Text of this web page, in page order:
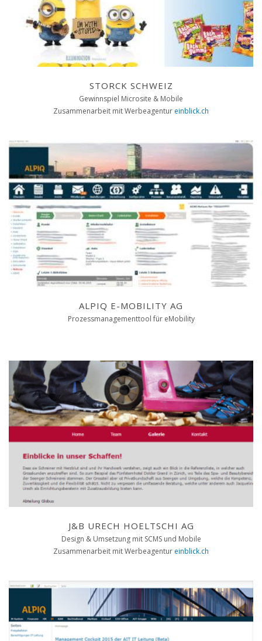
STORCK SCHWEIZ
Gewinnspiel Microsite & Mobile
Zusammenarbeit mit Werbeagentur einblick.ch
ALPIQ E-MOBILITY AG
Prozessmanagementtool für eMobility
J&B URECH HOELTSCHI AG
Design & Umsetzung mit SCMS und Mobile
Zusammenarbeit mit Werbeagentur einblick.ch